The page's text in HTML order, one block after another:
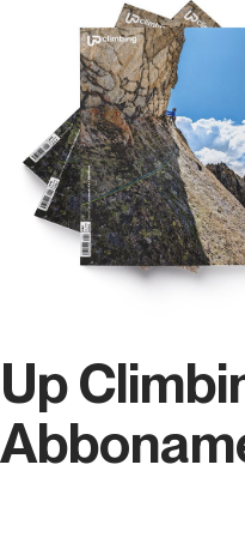
zum Höhenbergsteigen,
Mehrseillängenrouten
mehreren Jahren an
Ebene teil,
Leidenschaft brachte
den Titel eines
des CAI zu erlangen,
den Kursen der Schule
und der Regionalschule
widmet er sich der
Kletterrouten in seinen
erhalten, was seine
Up